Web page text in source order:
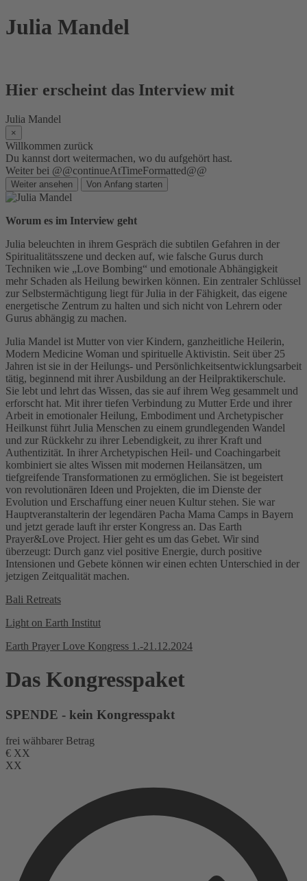
Skip
to
Julia Mandel
Hier erscheint das Interview mit
Julia Mandel
×
Willkommen zurück
Du kannst dort weitermachen, wo du aufgehört hast.
Weiter bei @@continueAtTimeFormatted@@
Weiter ansehen Von Anfang starten
Worum es im Interview geht
Julia beleuchten in ihrem Gespräch die subtilen Gefahren in der
Spiritualitätsszene und decken auf, wie falsche Gurus durch
Techniken wie „Love Bombing“ und emotionale Abhängigkeit
mehr Schaden als Heilung bewirken können. Ein zentraler Schlüssel
zur Selbstermächtigung liegt für Julia in der Fähigkeit, das eigene
energetische Zentrum zu halten und sich nicht von Lehrern oder
Gurus abhängig zu machen.
Julia Mandel ist Mutter von vier Kindern, ganzheitliche Heilerin,
Modern Medicine Woman und spirituelle Aktivistin. Seit über 25
Jahren ist sie in der Heilungs- und Persönlichkeitsentwicklungsarbeit
tätig, beginnend mit ihrer Ausbildung an der Heilpraktikerschule.
Sie lebt und lehrt das Wissen, das sie auf ihrem Weg gesammelt und
erforscht hat. Mit ihrer tiefen Verbindung zu Mutter Erde und ihrer
Arbeit in emotionaler Heilung, Embodiment und Archetypischer
Heilkunst führt Julia Menschen zu einem grundlegenden Wandel
und zur Rückkehr zu ihrer Lebendigkeit, zu ihrer Kraft und
Authentizität. In ihrer Archetypischen Heil- und Coachingarbeit
kombiniert sie altes Wissen mit modernen Heilansätzen, um
tiefgreifende Transformationen zu ermöglichen. Sie ist begeistert
von revolutionären Ideen und Projekten, die im Dienste der
Evolution und Erschaffung einer neuen Kultur stehen. Sie war
Hauptveranstalterin der legendären Pacha Mama Camps in Bayern
und jetzt gerade lauft ihr erster Kongress an. Das Earth
Prayer&Love Project. Hier geht es um das Gebet. Wir sind
überzeugt: Durch ganz viel positive Energie, durch positive
Intensionen und Gebete können wir einen echten Unterschied in der
jetzigen Zeitqualität machen.
Bali Retreats
Light on Earth Institut
Earth Prayer Love Kongress 1.-21.12.2024
Das Kongresspaket
SPENDE - kein Kongresspakt
frei wähbarer Betrag
€ XX
XX